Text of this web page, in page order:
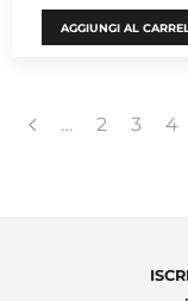
AGGIUNGI AL
… 2 3 4